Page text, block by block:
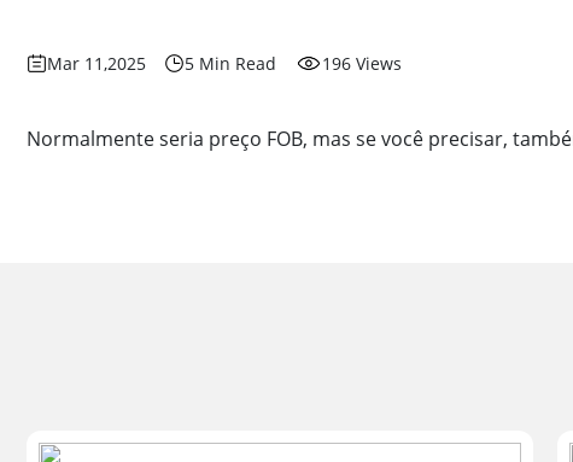
Mar 11,2025 5 Min Read 196 Views
Normalmente seria preço FOB, mas se você precisar,